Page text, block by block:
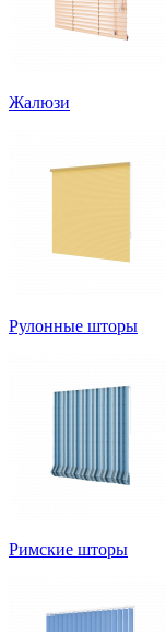
Жалюзи
Рулонные шторы
Римские шторы